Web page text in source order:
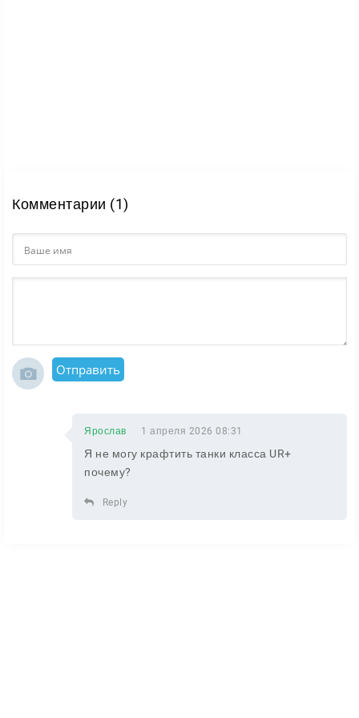
Комментарии (1)
Отправить
Ярослав 1 апреля 2026 08:31
Я не могу крафтить танки класса UR+
почему?
Reply